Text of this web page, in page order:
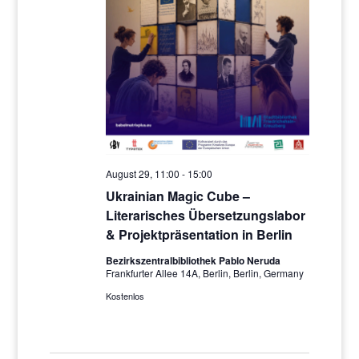
Ukrainian Magic Cube –
Literarisches Übersetzungslabor
& Projektpräsentation in Berlin
August 29, 11:00 - 15:00
Bezirkszentralbibliothek Pablo Neruda
Frankfurter Allee 14A, Berlin, Berlin, Germany
Kostenlos